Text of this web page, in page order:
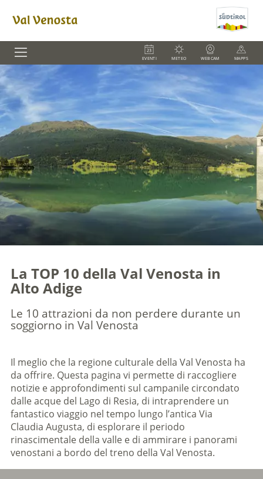
EVENTI METEO WEBCAM MAPPS
La TOP 10 della Val Venosta in
Alto Adige
Le 10 attrazioni da non perdere durante un
soggiorno in Val Venosta
Il meglio che la regione culturale della Val Venosta ha
da offrire. Questa pagina vi permette di raccogliere
notizie e approfondimenti sul campanile circondato
dalle acque del Lago di Resia, di intraprendere un
fantastico viaggio nel tempo lungo l’antica Via
Claudia Augusta, di esplorare il periodo
rinascimentale della valle e di ammirare i panorami
venostani a bordo del treno della Val Venosta.